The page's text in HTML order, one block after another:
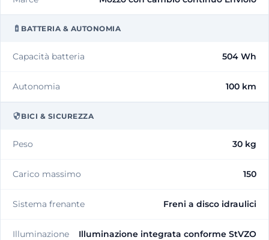
BATTERIA & AUTONOMIA
Capacità batteria 504 Wh
Autonomia 100 km
BICI & SICUREZZA
Peso 30 kg
Carico massimo 150
Sistema frenante Freni a disco idraulici
Illuminazione Illuminazione integrata conforme StVZO